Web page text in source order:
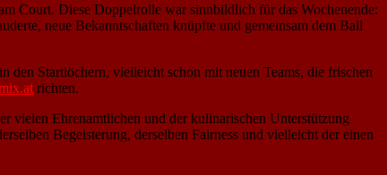
Court. Diese Doppelrolle war sinnbildlich für das Wochenende:
neue Bekanntschaften knüpfte und gemeinsam dem Ball
Startlöchern, vielleicht schon mit neuen Teams, die frischen
richten.
vielen Ehrenamtlichen und der kulinarischen Unterstützung
Begeisterung, derselben Fairness und vielleicht der einen